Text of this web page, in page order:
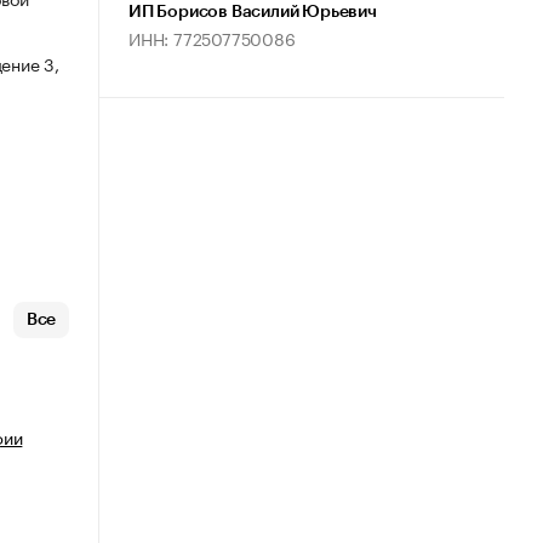
3,
Все
ИП Борисов Василий Юрьевич
ИНН: 772507750086